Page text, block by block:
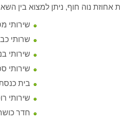
נוה חוף, ניתן למצוא בין
שירותי
שרותי
שירותי
שירותי
בית
שירותי
חדר